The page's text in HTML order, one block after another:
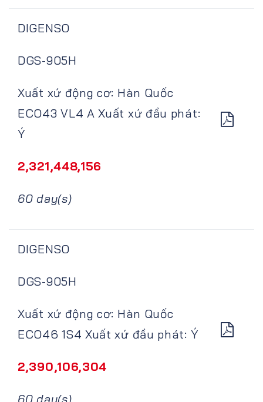
DIGENSO
DGS-905H
Xuất xứ động cơ: Hàn Quốc
ECO43 VL4 A Xuất xứ đầu phát:
Ý
2,321,448,156
60 day(s)
DIGENSO
DGS-905H
Xuất xứ động cơ: Hàn Quốc
ECO46 1S4 Xuất xứ đầu phát: Ý
2,390,106,304
60 day(s)